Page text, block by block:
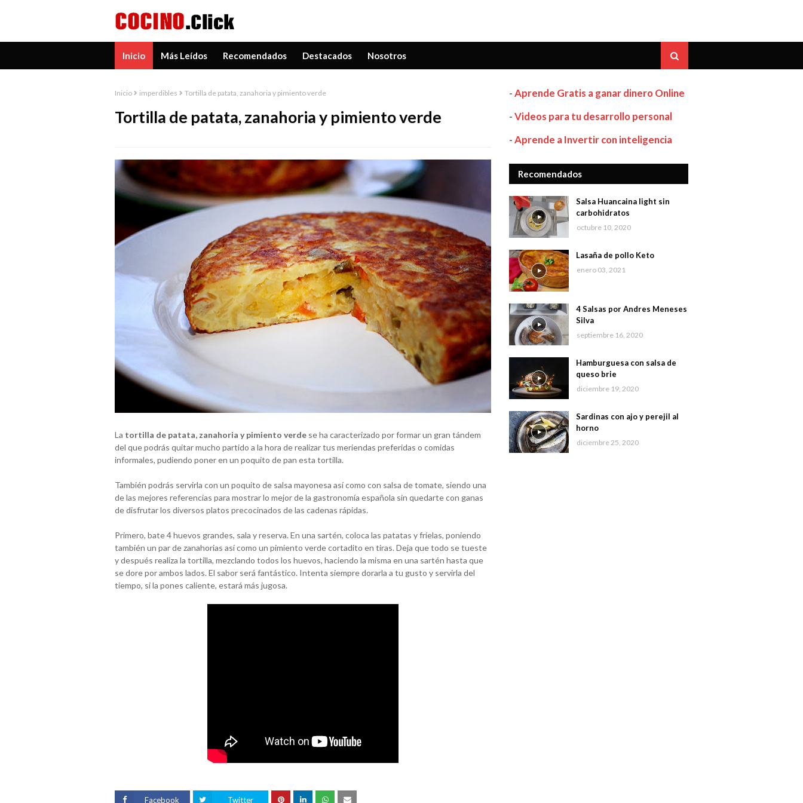
Inicio Más Leídos Recomendados Destacados Nosotros
Inicio imperdibles Tortilla de patata, zanahoria y pimiento verde
Tortilla de patata, zanahoria y pimiento verde
La tortilla de patata, zanahoria y pimiento verde se ha caracterizado por formar un gran tándem
del que podrás quitar mucho partido a la hora de realizar tus meriendas preferidas o comidas
informales, pudiendo poner en un poquito de pan esta tortilla.
También podrás servirla con un poquito de salsa mayonesa así como con salsa de tomate, siendo una
de las mejores referencias para mostrar lo mejor de la gastronomía española sin quedarte con ganas
de disfrutar los diversos platos precocinados de las cadenas rápidas.
Primero, bate 4 huevos grandes, sala y reserva. En una sartén, coloca las patatas y fríelas, poniendo
también un par de zanahorias así como un pimiento verde cortadito en tiras. Deja que todo se tueste
y después realiza la tortilla, mezclando todos los huevos, haciendo la misma en una sartén hasta que
se dore por ambos lados. El sabor será fantástico. Intenta siempre dorarla a tu gusto y servirla del
tiempo, si la pones caliente, estará más jugosa.
Facebook Twitter
-Aprende Gratis a ganar dinero Online
-Videos para tu desarrollo personal
-Aprende a Invertir con inteligencia
Recomendados
Salsa Huancaina light sin
carbohidratos
octubre 10, 2020
Lasaña de pollo Keto
enero 03, 2021
4 Salsas por Andres Meneses
Silva
septiembre 16, 2020
Hamburguesa con salsa de
queso brie
diciembre 19, 2020
Sardinas con ajo y perejil al
horno
diciembre 25, 2020